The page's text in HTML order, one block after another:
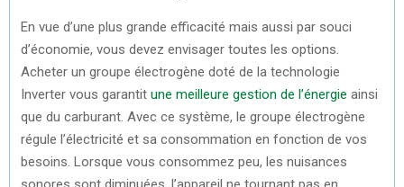
En vue d’une plus grande efficacité mais aussi par souci
d’économie, vous devez envisager toutes les options.
Acheter un groupe électrogène doté de la technologie
Inverter vous garantit une meilleure gestion de l’énergie ainsi
que du carburant. Avec ce système, le groupe électrogène
régule l’électricité et sa consommation en fonction de vos
besoins. Lorsque vous consommez peu, les nuisances